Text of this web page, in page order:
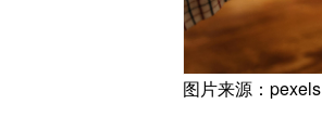
图片来源：pexels